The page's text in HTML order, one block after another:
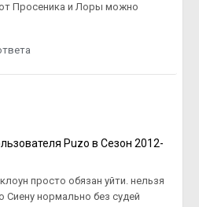
Просеника и Лоры можно
Puzo в Сезон 2012-
просто обязан уйти. нельзя
нормально без судей